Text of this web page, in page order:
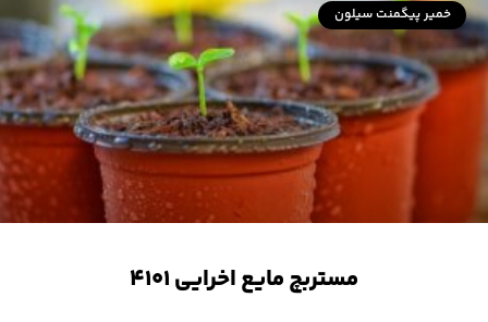
خمیر پیگمنت سیلون
مستربچ مایع اخرایی ۴۱۰۱